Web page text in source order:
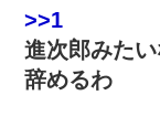
>>1
進次郎みた
辞めるわ